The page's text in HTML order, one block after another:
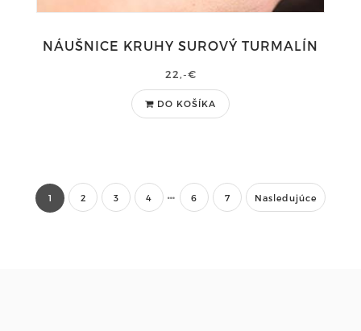
NÁUŠNICE KRUHY SUROVÝ TURMALÍN
22,-€
DO KOŠÍKA
1 2 3 4 6 7 Nasledujúce